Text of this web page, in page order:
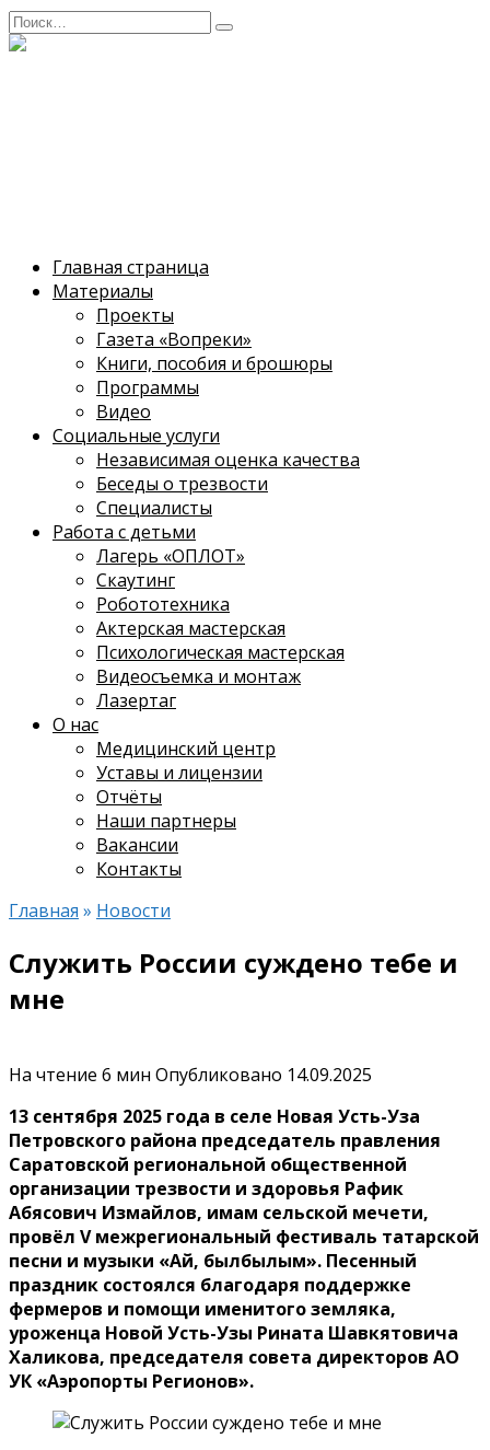
Перейти
к
Search
for:
Главная страница
Материалы
Проекты
Газета «Вопреки»
Книги, пособия и брошюры
Программы
Видео
Социальные услуги
Независимая оценка качества
Беседы о трезвости
Специалисты
Работа с детьми
Лагерь «ОПЛОТ»
Скаутинг
Робототехника
Актерская мастерская
Психологическая мастерская
Видеосъемка и монтаж
Лазертаг
О нас
Медицинский центр
Уставы и лицензии
Отчёты
Наши партнеры
Вакансии
Контакты
Главная » Новости
Служить России суждено тебе и
мне
На чтение 6 мин Опубликовано 14.09.2025
13 сентября 2025 года в селе Новая Усть-Уза
Петровского района председатель правления
Саратовской региональной общественной
организации трезвости и здоровья Рафик
Абясович Измайлов, имам сельской мечети,
провёл V межрегиональный фестиваль татарской
песни и музыки «Ай, былбылым». Песенный
праздник состоялся благодаря поддержке
фермеров и помощи именитого земляка,
уроженца Новой Усть-Узы Рината Шавкятовича
Халикова, председателя совета директоров АО
УК «Аэропорты Регионов».